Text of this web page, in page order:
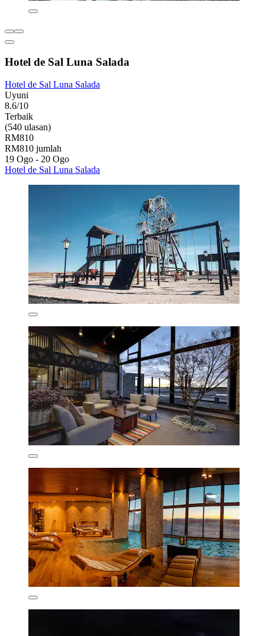
Hotel de Sal Luna Salada
Hotel de Sal Luna Salada
Uyuni
8.6/10
Terbaik
(540 ulasan)
RM810
RM810 jumlah
19 Ogo - 20 Ogo
Hotel de Sal Luna Salada